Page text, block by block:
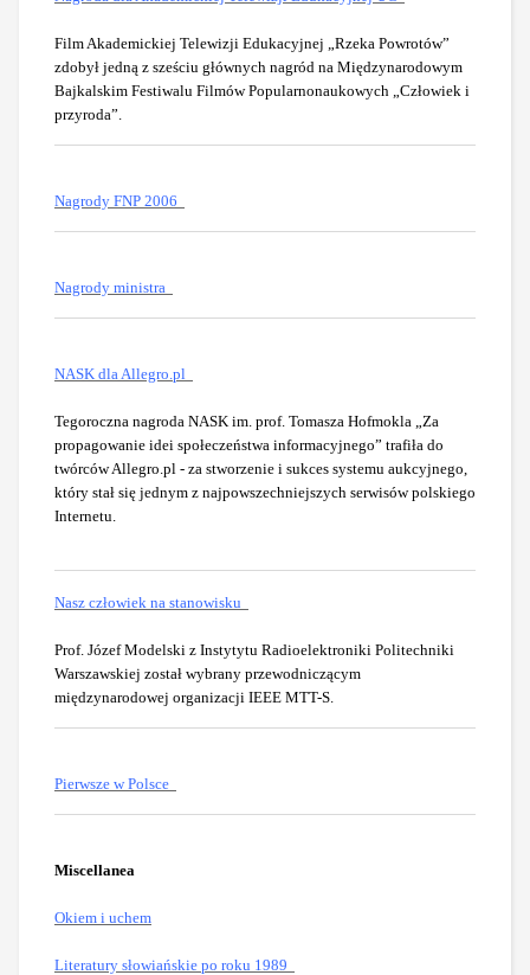
Film Akademickiej Telewizji Edukacyjnej „Rzeka Powrotów”
zdobył jedną z sześciu głównych nagród na Międzynarodowym
Bajkalskim Festiwalu Filmów Popularnonaukowych „Człowiek i
przyroda”.
Nagrody FNP 2006
Nagrody ministra
NASK dla Allegro.pl
Tegoroczna nagroda NASK im. prof. Tomasza Hofmokla „Za
propagowanie idei społeczeństwa informacyjnego” trafiła do
twórców Allegro.pl - za stworzenie i sukces systemu aukcyjnego,
który stał się jednym z najpowszechniejszych serwisów polskiego
Internetu.
Nasz człowiek na stanowisku
Prof. Józef Modelski z Instytytu Radioelektroniki Politechniki
Warszawskiej został wybrany przewodniczącym
międzynarodowej organizacji IEEE MTT-S.
Pierwsze w Polsce
Miscellanea
Okiem i uchem
Literatury słowiańskie po roku 1989